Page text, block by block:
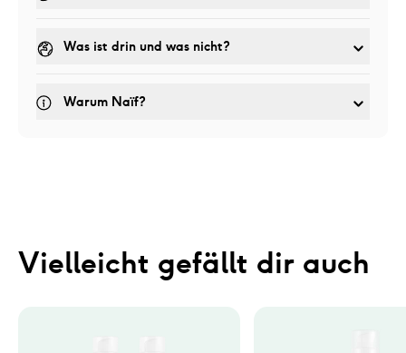
Was ist drin und was nicht?
Warum Naïf?
Vielleicht gefällt dir auch